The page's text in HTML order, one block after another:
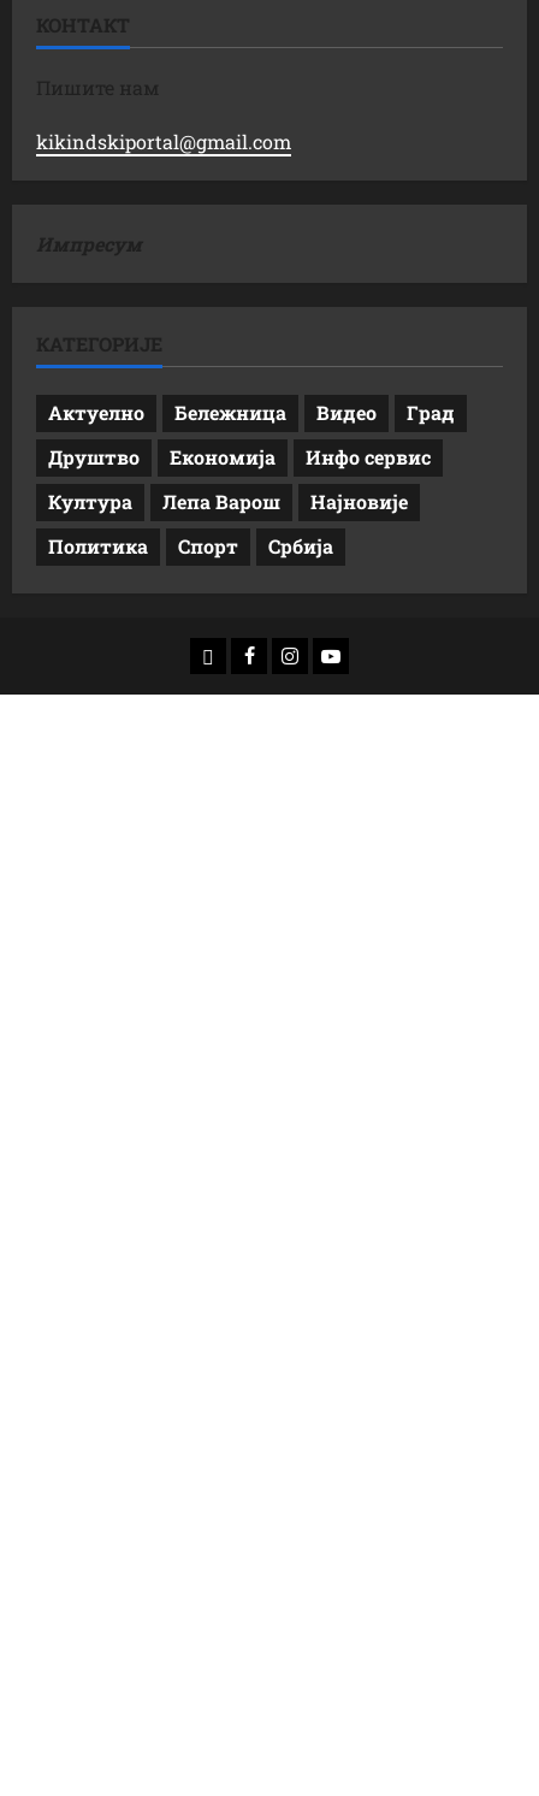
КОНТАКТ
Пишите нам
kikindskiportal@gmail.com
Импресум
КАТЕГОРИЈЕ
Актуелно Бележница Видео
Град
Друштво
Економија
Инфо сервис
Култура
Лепа Варош
Најновије
Политика
Спорт Србија
доwнлоад
Фацебоок
Инстаграм
Yоутубе